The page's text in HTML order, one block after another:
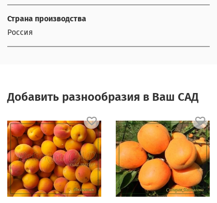
Страна производства
Россия
Добавить разнообразия в Ваш САД